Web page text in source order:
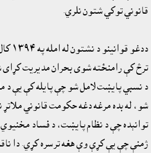
قانوني توکي شتون نلري.
ددغو
ترڅ کې رامنځته شوى بحران مديريت
د نسبي پايښت لامل شو چې پايله کې يې د
شو، له بده مرغه دغه حکومت قانوني ملاتړ
توانېده چې د نظام پايښت، د فساد
ژمنې چې يې کړې وې هغه ترسره کړي. دا